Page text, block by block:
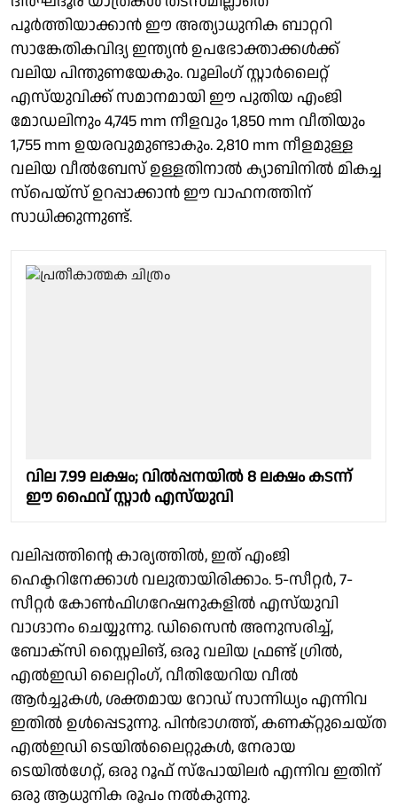
പൂര്‍ത്തിയാക്കാന്‍ ഈ അത്യാധുനിക ബാറ്ററി
സാങ്കേതികവിദ്യ ഇന്ത്യന്‍ ഉപഭോക്താക്കള്‍ക്ക്
വലിയ പിന്തുണയേകും. വൂലിംഗ് സ്റ്റാര്‍ലൈറ്റ്
എസ്‌യുവിക്ക് സമാനമായി ഈ പുതിയ എംജി
മോഡലിനും 4,745 mm നീളവും 1,850 mm വീതിയും
1,755 mm ഉയരവുമുണ്ടാകും. 2,810 mm നീളമുള്ള
വലിയ വീല്‍ബേസ് ഉള്ളതിനാല്‍ ക്യാബിനില്‍ മികച്ച
സ്‌പെയ്‌സ് ഉറപ്പാക്കാന്‍ ഈ വാഹനത്തിന്
സാധിക്കുന്നുണ്ട്.
വില 7.99 ലക്ഷം; വിൽപ്പനയിൽ 8 ലക്ഷം കടന്ന്
ഈ ഫൈവ് സ്റ്റാർ എസ്‌യുവി
വലിപ്പത്തിന്റെ കാര്യത്തിൽ, ഇത് എംജി
ഹെക്ടറിനേക്കാൾ വലുതായിരിക്കാം. 5-സീറ്റർ, 7-
സീറ്റർ കോൺഫിഗറേഷനുകളിൽ എസ്‌യുവി
വാഗ്ദാനം ചെയ്യുന്നു. ഡിസൈൻ അനുസരിച്ച്,
ബോക്സി സ്റ്റൈലിങ്, ഒരു വലിയ ഫ്രണ്ട് ഗ്രിൽ,
എൽഇഡി ലൈറ്റിംഗ്, വീതിയേറിയ വീൽ
ആർച്ചുകൾ, ശക്തമായ റോഡ് സാന്നിധ്യം എന്നിവ
ഇതിൽ ഉൾപ്പെടുന്നു. പിൻഭാഗത്ത്, കണക്റ്റുചെയ്‌ത
എൽഇഡി ടെയിൽലൈറ്റുകൾ, നേരായ
ടെയിൽഗേറ്റ്, ഒരു റൂഫ് സ്‌പോയിലർ എന്നിവ ഇതിന്
ഒരു ആധുനിക രൂപം നൽകുന്നു.